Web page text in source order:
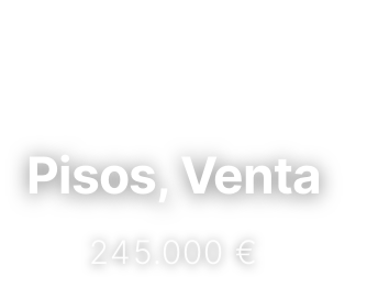
Pisos, Venta
245.000 €